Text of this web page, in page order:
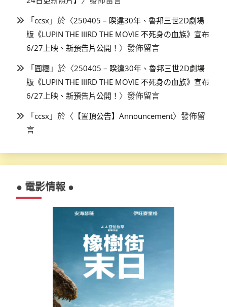
「ccsx 」於〈250405 – 睽違30年、魯邦三世2D劇場
版《LUPIN THE IIIRD THE MOVIE 不死身の血族》宣布
6/27上映、新預告片公開！ 〉發佈留言
「圓糰 」於〈250405 – 睽違30年、魯邦三世2D劇場
版《LUPIN THE IIIRD THE MOVIE 不死身の血族》宣布
6/27上映、新預告片公開！ 〉發佈留言
「ccsx 」於〈 【置頂公告】Announcement〉發佈留
言
● 電影情報 ●